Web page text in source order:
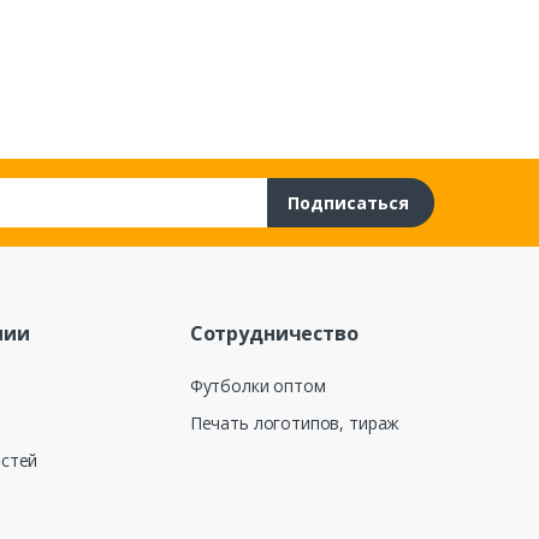
Подписаться
Сотрудничество
Футболки оптом
Печать логотипов, тираж